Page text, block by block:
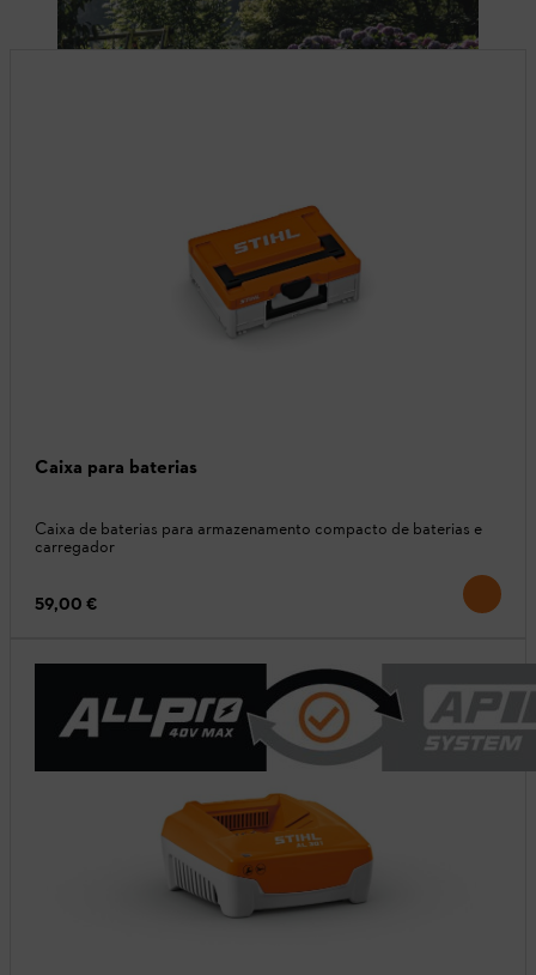
Caixa para baterias
Caixa de baterias para armazenamento compacto de baterias e
carregador
59,00 €